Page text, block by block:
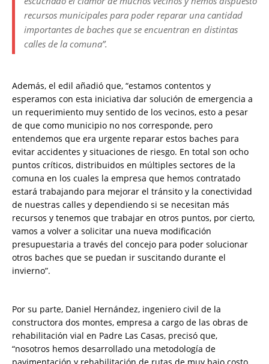
recursos municipales para poder reparar una cantidad
importantes de baches que se encuentran en distintas
calles de la comuna”.
Además, el edil añadió que, “estamos contentos y
esperamos con esta iniciativa dar solución de emergencia a
un requerimiento muy sentido de los vecinos, esto a pesar
de que como municipio no nos corresponde, pero
entendemos que era urgente reparar estos baches para
evitar accidentes y situaciones de riesgo. En total son ocho
puntos críticos, distribuidos en múltiples sectores de la
comuna en los cuales la empresa que hemos contratado
estará trabajando para mejorar el tránsito y la conectividad
de nuestras calles y dependiendo si se necesitan más
recursos y tenemos que trabajar en otros puntos, por cierto,
vamos a volver a solicitar una nueva modificación
presupuestaria a través del concejo para poder solucionar
otros baches que se puedan ir suscitando durante el
invierno”.
Por su parte, Daniel Hernández, ingeniero civil de la
constructora dos montes, empresa a cargo de las obras de
rehabilitación vial en Padre Las Casas, precisó que,
“nosotros hemos desarrollado una metodología de